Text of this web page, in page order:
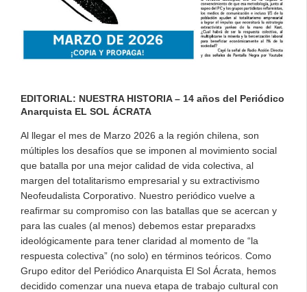
EDITORIAL: NUESTRA HISTORIA– 14 años del Periódico
Anarquista EL SOL ÁCRATA
Al llegar el mes de Marzo 2026 a la región chilena, son
múltiples los desafíos que se imponen al movimiento social
que batalla por una mejor calidad de vida colectiva, al
margen del totalitarismo empresarial y su extractivismo
Neofeudalista Corporativo. Nuestro periódico vuelve a
reafirmar su compromiso con las batallas que se acercan y
para las cuales (al menos) debemos estar preparadxs
ideológicamente para tener claridad al momento de “la
respuesta colectiva” (no solo) en términos teóricos. Como
Grupo editor del Periódico Anarquista El Sol Ácrata, hemos
decidido comenzar una nueva etapa de trabajo cultural con